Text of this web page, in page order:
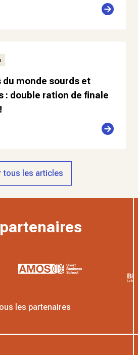
monde sourds et
: double ration de finale
tous les articles
les partenaires